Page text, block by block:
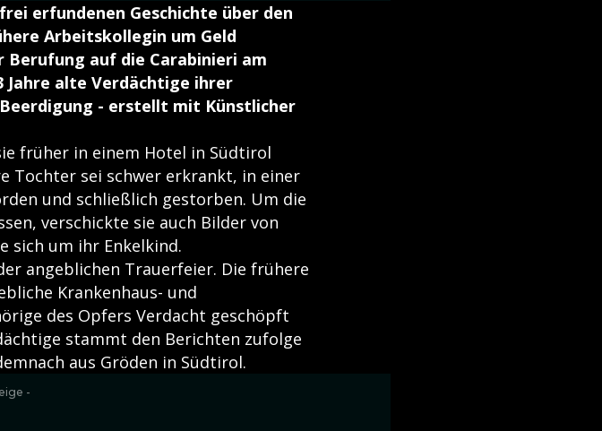
erfundenen Geschichte über den
Arbeitskollegin um Geld
auf die Carabinieri am
alte Verdächtige ihrer
- erstellt mit Künstlicher
früher in einem Hotel in Südtirol
Tochter sei schwer erkrankt, in einer
und schließlich gestorben. Um die
verschickte sie auch Bilder von
sich um ihr Enkelkind.
angeblichen Trauerfeier. Die frühere
Krankenhaus- und
des Opfers Verdacht geschöpft
stammt den Berichten zufolge
aus Gröden in Südtirol.
-